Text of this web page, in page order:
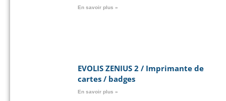
En savoir plus »
EVOLIS ZENIUS 2 / Imprimante de
cartes / badges
En savoir plus »